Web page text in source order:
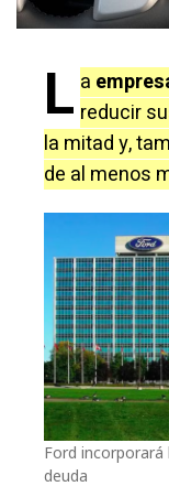
L a
reducir
la mitad y,
de al menos
Ford
deuda